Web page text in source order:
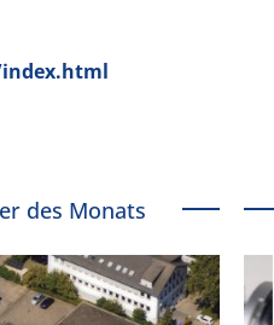
des Monats